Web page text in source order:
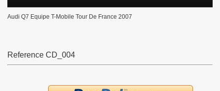
Audi Q7 Equipe T-Mobile Tour De France 2007
Reference CD_004